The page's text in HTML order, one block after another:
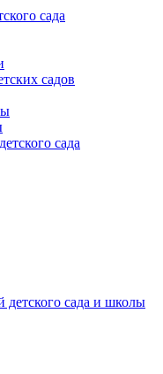
сада
садов
сада
сада и школы